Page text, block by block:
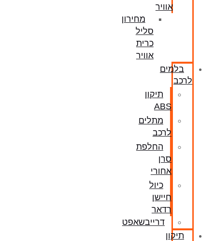
אוויר
מחירון
סליל
כרית
אוויר
בלמים
לרכב
תיקון
ABS
מתלים
לרכב
החלפת
סרן
אחורי
כיול
חיישן
רדאר
דרייבשאפט
תיקון